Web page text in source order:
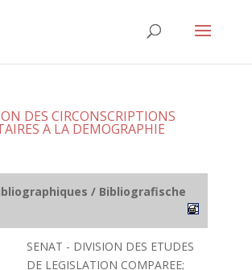
DES CIRCONSCRIPTIONS
A LA DEMOGRAPHIE
/ Bibliografische
SENAT - DIVISION DES ETUDES
DE LEGISLATION COMPAREE;